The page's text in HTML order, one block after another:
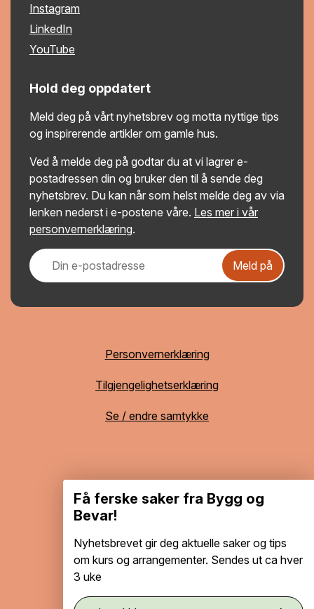
Instagram
LinkedIn
YouTube
Hold deg oppdatert
Meld deg på vårt nyhetsbrev og motta nyttige tips
og inspirerende artikler om gamle hus.
Ved å melde deg på godtar du at vi lagrer e-
postadressen din og bruker den til å sende deg
nyhetsbrev. Du kan når som helst melde deg av via
lenken nederst i e-postene våre. Les mer i vår
personvernerklæring.
Meld på
Personvernerklæring
Tilgjengelighetserklæring
Se / endre samtykke
Få ferske saker fra Bygg og
Bevar!
Nyhetsbrevet gir deg aktuelle saker og tips
om kurs og arrangementer. Sendes ut ca hver
3 uke